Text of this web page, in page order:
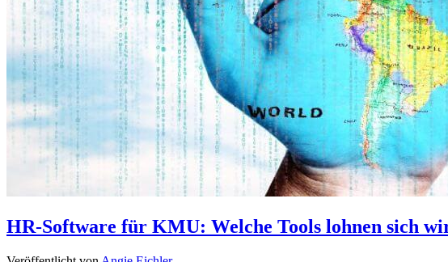
HR-Software für KMU: Welche Tools lohnen sich